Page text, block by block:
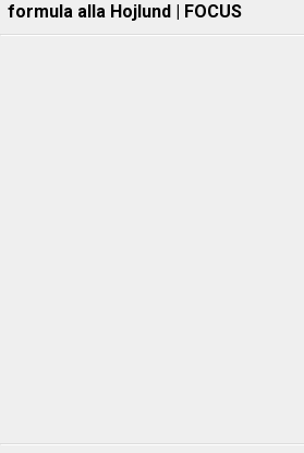
formula alla Hojlund | FOCUS